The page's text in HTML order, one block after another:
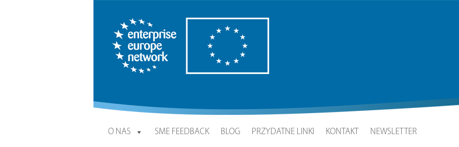
Enterprise Europe Network
O NAS SME FEEDBACK BLOG PRZYDATNE LINKI KONTAKT NEWSLETTER